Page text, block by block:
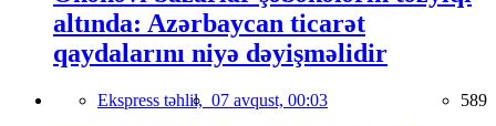
altında: Azərbaycan ticarət
qaydalarını niyə dəyişməlidir
Ekspress təhlil, 07 avqust, 00:03 589